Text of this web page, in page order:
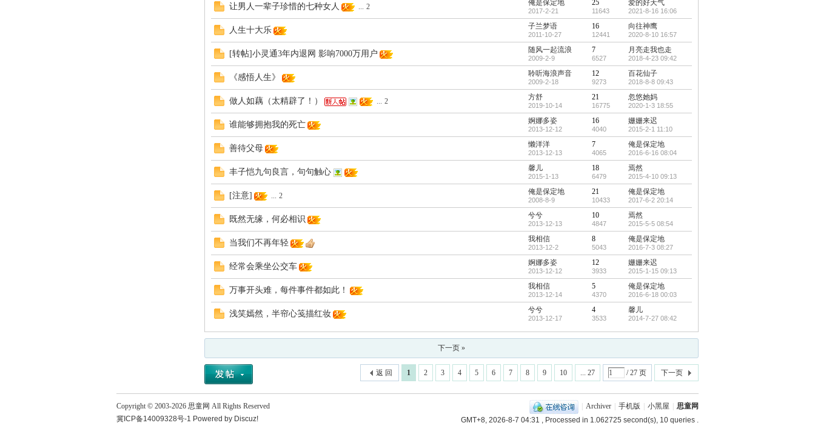
让男人一辈子珍惜的七种女人 ... 2 俺是保定地
2017-2-21
25
11643
爱的好天气
2021-8-16 16:06
人生十大乐 子兰梦语
2011-10-27
16
12441
向往神鹰
2020-8-10 16:57
[转帖]小灵通3年内退网 影响7000万用户 随风一起流浪
2009-2-9
7
6527
月亮走我也走
2018-4-23 09:42
《感悟人生》 聆听海浪声音
2009-2-18
12
9273
百花仙子
2018-8-8 09:43
做人如藕（太精辟了！） ... 2 方舒
2019-10-14
21
16775
忽悠她妈
2020-1-3 18:55
谁能够拥抱我的死亡 婀娜多姿
2013-12-12
16
4040
姗姗来迟
2015-2-1 11:10
善待父母 懒洋洋
2013-12-13
7
4065
俺是保定地
2016-6-16 08:04
丰子恺九句良言，句句触心 馨儿
2015-1-13
18
6479
焉然
2015-4-10 09:13
[注意] ... 2 俺是保定地
2008-8-9
21
10433
俺是保定地
2017-6-2 20:14
既然无缘，何必相识 兮兮
2013-12-13
10
4847
焉然
2015-5-5 08:54
当我们不再年轻 我相信
2013-12-2
8
5043
俺是保定地
2016-7-3 08:27
经常会乘坐公交车 婀娜多姿
2013-12-12
12
3933
姗姗来迟
2015-1-15 09:13
万事开头难，每件事件都如此！ 我相信
2013-12-14
5
4370
俺是保定地
2016-6-18 00:03
浅笑嫣然，半帘心笺描红妆 兮兮
2013-12-17
4
3533
馨儿
2014-7-27 08:42
下一页 »
1 2 3 4 5 6 7 8 9 10 ... 27 / 27 页 下一页
返 回
Archiver 手机版 小黑屋
思童网
GMT+8, 2026-8-7 04:31 , Processed in 1.062725 second(s), 10 queries .
Copyright © 2003-2026 思童网 All Rights Reserved
冀ICP备14009328号-1 Powered by Discuz!